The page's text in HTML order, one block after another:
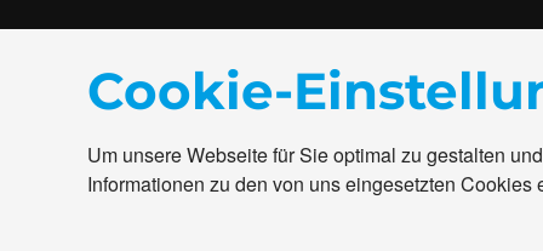
Cookie-
Um unsere Webseite für Sie optimal zu gestalten
Informationen zu den von uns eingesetzten